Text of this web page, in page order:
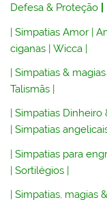
Defesa & Proteção
|Simpatias Amor |
ciganas |Wicca |
|Simpatias &
Talismãs |
|Simpatias Dinheiro
|Simpatias
|Simpatias para
|Sortilégios |
|Simpatias, magias